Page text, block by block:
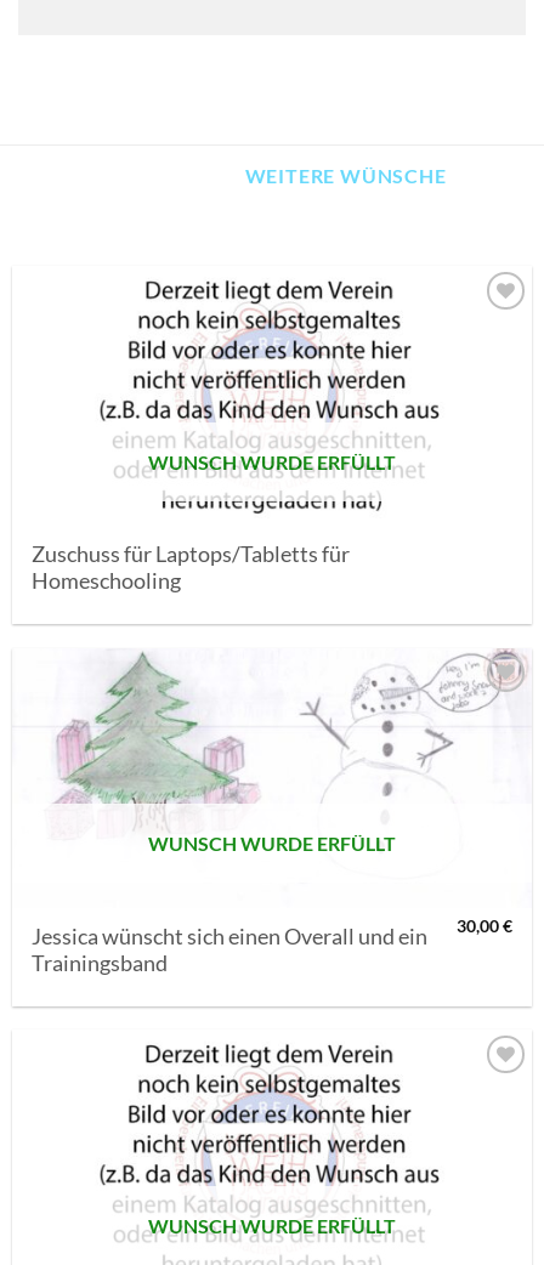
WEITERE WÜNSCHE
WUNSCH WURDE ERFÜLLT
Zuschuss für Laptops/Tabletts für
Homeschooling
AUF MEINE
MERKLISTE
SETZEN
WUNSCH WURDE ERFÜLLT
Jessica wünscht sich einen Overall und ein
Trainingsband
30,00€
WUNSCH WURDE ERFÜLLT